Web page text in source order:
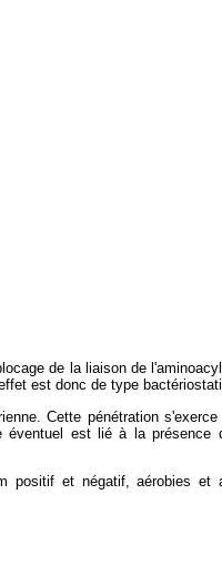
de la liaison de
est donc de type
Cette pénétration
est lié à la
positif et négatif, aérobies